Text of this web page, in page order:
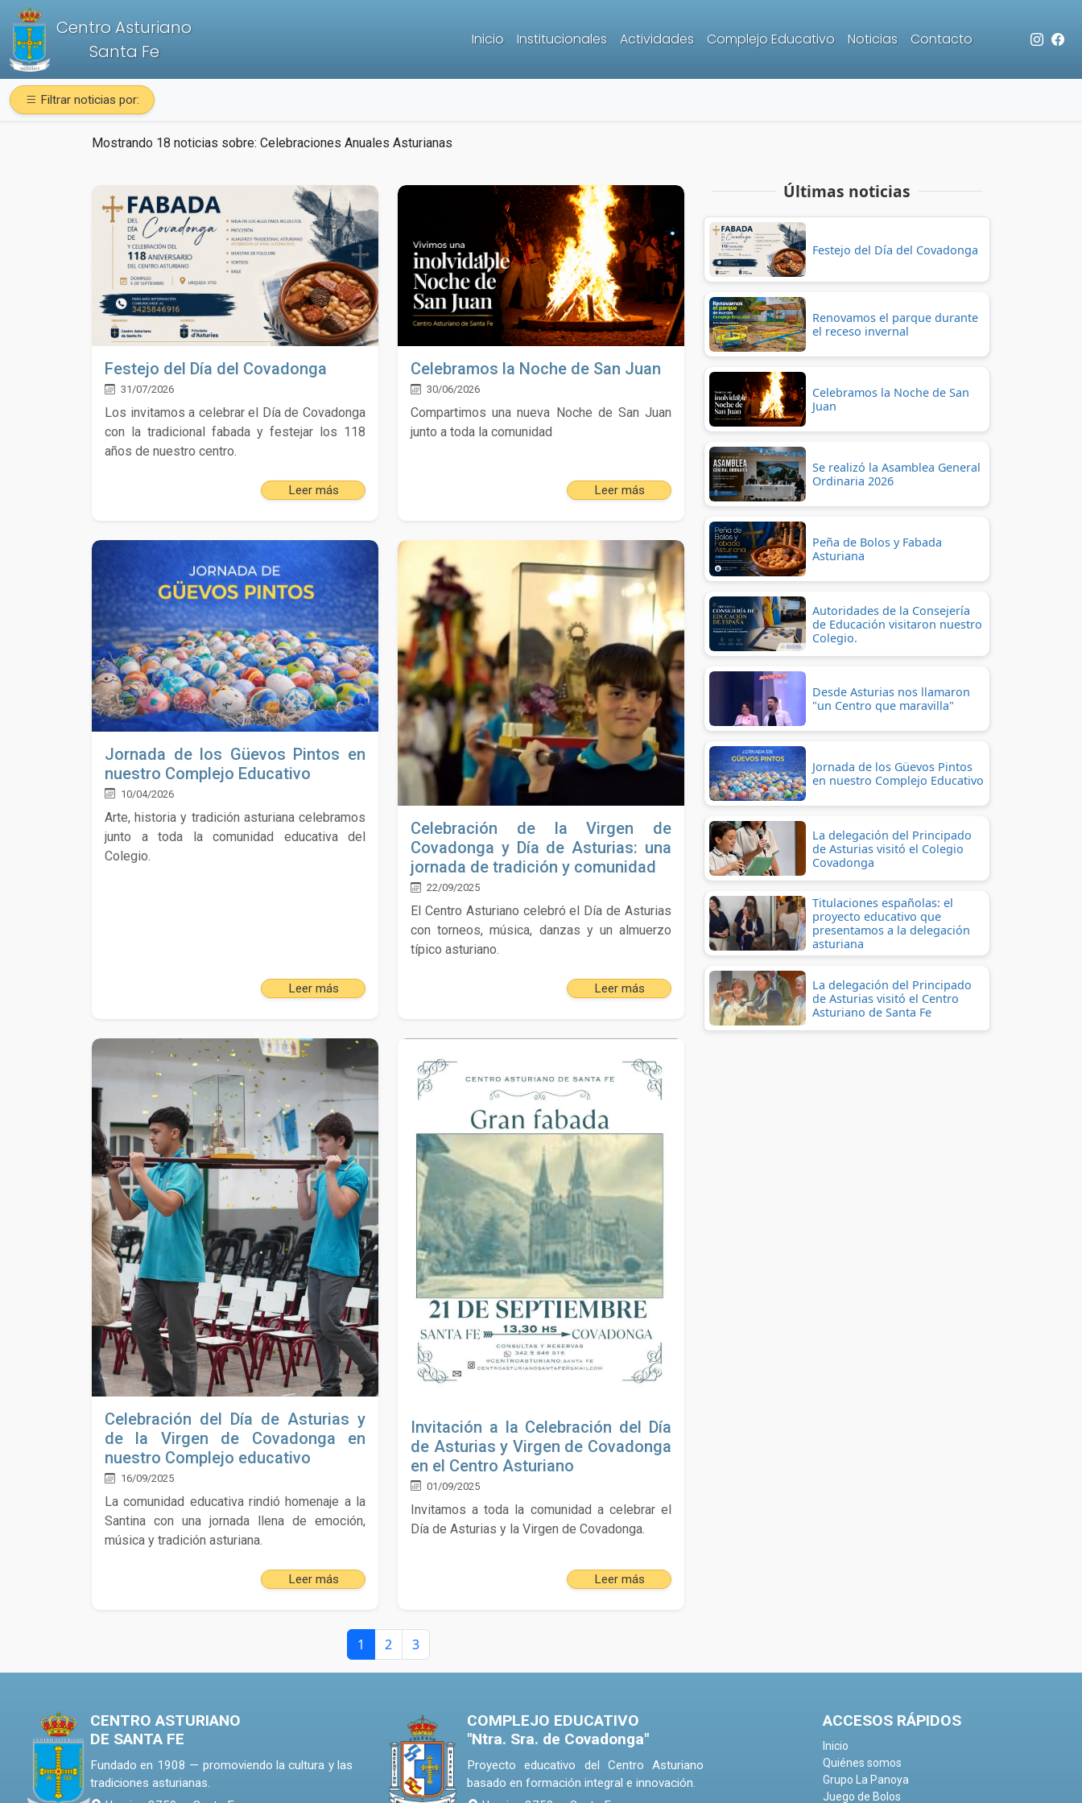
Centro Asturiano
Santa Fe
Inicio Institucionales Actividades Complejo Educativo Noticias Contacto
Filtrar noticias por:
Mostrando 18 noticias sobre: Celebraciones Anuales Asturianas
Festejo del Día del Covadonga
31/07/2026
Los invitamos a celebrar el Día de Covadonga
con la tradicional fabada y festejar los 118
años de nuestro centro.
Leer más
Celebramos la Noche de San Juan
30/06/2026
Compartimos una nueva Noche de San Juan
junto a toda la comunidad
Leer más
Jornada de los Güevos Pintos en
nuestro Complejo Educativo
10/04/2026
Arte, historia y tradición asturiana celebramos
junto a toda la comunidad educativa del
Colegio.
Leer más
Celebración de la Virgen de
Covadonga y Día de Asturias: una
jornada de tradición y comunidad
22/09/2025
El Centro Asturiano celebró el Día de Asturias
con torneos, música, danzas y un almuerzo
típico asturiano.
Leer más
Celebración del Día de Asturias y
de la Virgen de Covadonga en
nuestro Complejo educativo
16/09/2025
La comunidad educativa rindió homenaje a la
Santina con una jornada llena de emoción,
música y tradición asturiana.
Leer más
Invitación a la Celebración del Día
de Asturias y Virgen de Covadonga
en el Centro Asturiano
01/09/2025
Invitamos a toda la comunidad a celebrar el
Día de Asturias y la Virgen de Covadonga.
Leer más
1 2 3
Últimas noticias
Festejo del Día del Covadonga
Renovamos el parque durante
el receso invernal
Celebramos la Noche de San
Juan
Se realizó la Asamblea General
Ordinaria 2026
Peña de Bolos y Fabada
Asturiana
Autoridades de la Consejería
de Educación visitaron nuestro
Colegio.
Desde Asturias nos llamaron
"un Centro que maravilla"
Jornada de los Güevos Pintos
en nuestro Complejo Educativo
La delegación del Principado
de Asturias visitó el Colegio
Covadonga
Titulaciones españolas: el
proyecto educativo que
presentamos a la delegación
asturiana
La delegación del Principado
de Asturias visitó el Centro
Asturiano de Santa Fe
CENTRO ASTURIANO
DE SANTA FE
Fundado en 1908 — promoviendo la cultura y las
tradiciones asturianas.
COMPLEJO EDUCATIVO
"Ntra. Sra. de Covadonga"
Proyecto educativo del Centro Asturiano
basado en formación integral e innovación.
ACCESOS RÁPIDOS
Inicio
Quiénes somos
Grupo La Panoya
Juego de Bolos